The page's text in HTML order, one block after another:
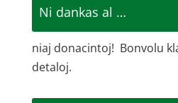
Ni dankas al …
niaj donacintoj! Bonvolu
detaloj.